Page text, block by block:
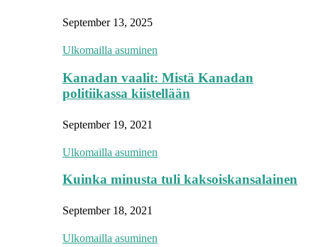
September 13, 2025
Ulkomailla asuminen
Kanadan vaalit: Mistä Kanadan
politiikassa kiistellään
September 19, 2021
Ulkomailla asuminen
Kuinka minusta tuli kaksoiskansalainen
September 18, 2021
Ulkomailla asuminen